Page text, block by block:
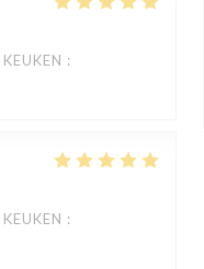
KEUKEN :
KEUKEN :